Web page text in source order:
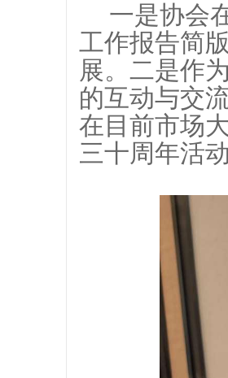
一是协会
工作报告简
展。二是作
的互动与交
在目前市场
三十周年活